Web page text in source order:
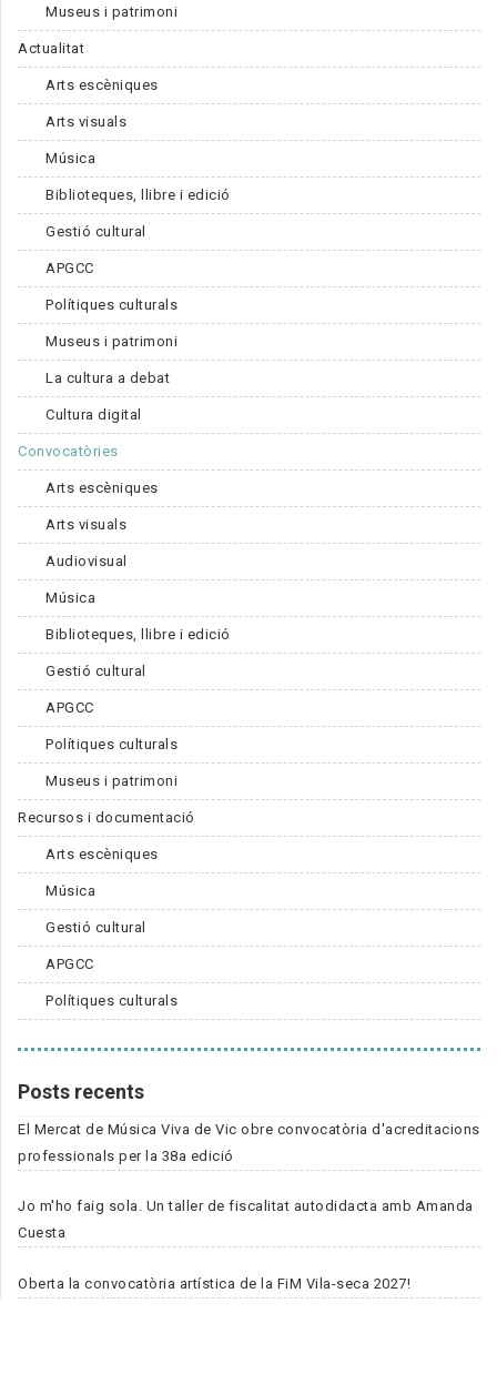
Museus i patrimoni
Actualitat
Arts escèniques
Arts visuals
Música
Biblioteques, llibre i edició
Gestió cultural
APGCC
Polítiques culturals
Museus i patrimoni
La cultura a debat
Cultura digital
Convocatòries
Arts escèniques
Arts visuals
Audiovisual
Música
Biblioteques, llibre i edició
Gestió cultural
APGCC
Polítiques culturals
Museus i patrimoni
Recursos i documentació
Arts escèniques
Música
Gestió cultural
APGCC
Polítiques culturals
Posts recents
El Mercat de Música Viva de Vic obre convocatòria d'acreditacions
professionals per la 38a edició
Jo m'ho faig sola. Un taller de fiscalitat autodidacta amb Amanda
Cuesta
Oberta la convocatòria artística de la FiM Vila-seca 2027!